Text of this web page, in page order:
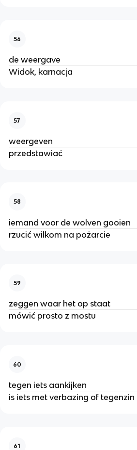
56
de weergave
Widok, karnacja
57
weergeven
przedstawiać
58
iemand voor de wolven gooien
rzucić wilkom na pożarcie
59
zeggen waar het op staat
mówić prosto z mostu
60
tegen iets aankijken
is iets met verbazing of
61